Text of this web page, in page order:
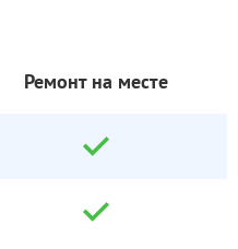
Ремонт на месте